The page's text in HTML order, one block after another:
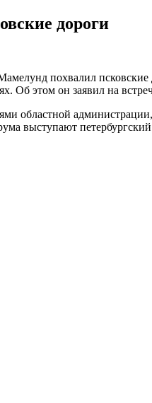
дороги
похвалил
Об этом он заявил на
областной
выступают